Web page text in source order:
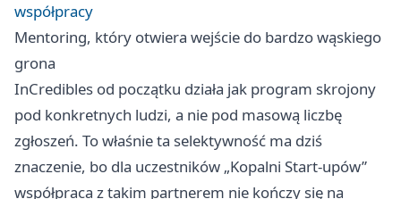
współpracy
Mentoring, który otwiera wejście do bardzo wąskiego
grona
InCredibles od początku działa jak program skrojony
pod konkretnych ludzi, a nie pod masową liczbę
zgłoszeń. To właśnie ta selektywność ma dziś
znaczenie, bo dla uczestników „Kopalni Start-upów”
współpraca z takim partnerem nie kończy się na